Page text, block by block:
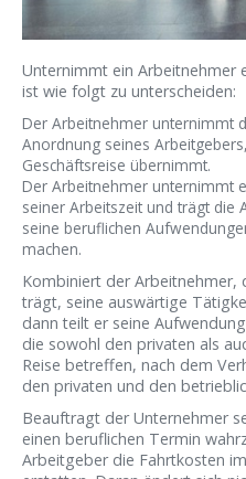
Unternimmt ein Arbeitnehmer
ist wie folgt zu unterscheiden:
Der Arbeitnehmer unternimmt
Anordnung seines
Geschäftsreise übernimmt.
Der Arbeitnehmer unternimmt
seiner Arbeitszeit und trägt die
seine beruflichen
machen.
Kombiniert der Arbeitnehmer,
trägt, seine auswärtige
dann teilt er seine
die sowohl den privaten als
Reise betreffen, nach dem
den privaten und den
Beauftragt der Unternehmer
einen beruflichen Termin
Arbeitgeber die Fahrtkosten